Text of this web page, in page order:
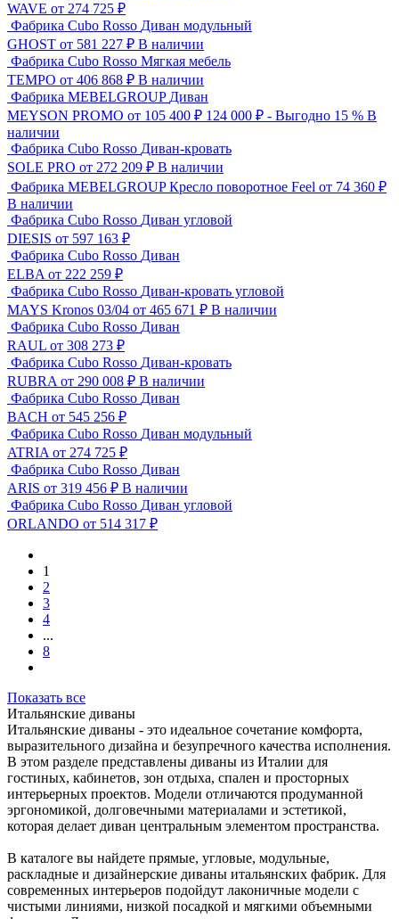
WAVE от 274 725 ₽
Фабрика Cubo Rosso Диван модульный
GHOST от 581 227 ₽ В наличии
Фабрика Cubo Rosso Мягкая мебель
TEMPO от 406 868 ₽ В наличии
Фабрика MEBELGROUP Диван
MEYSON PROMO от 105 400 ₽ 124 000 ₽ - Выгодно 15 % В
наличии
Фабрика Cubo Rosso Диван-кровать
SOLE PRO от 272 209 ₽ В наличии
Фабрика MEBELGROUPКресло поворотное Feel от 74 360 ₽
В наличии
Фабрика Cubo Rosso Диван угловой
DIESIS от 597 163 ₽
Фабрика Cubo Rosso Диван
ELBA от 222 259 ₽
Фабрика Cubo Rosso Диван-кровать угловой
MAYS Kronos 03/04 от 465 671 ₽ В наличии
Фабрика Cubo Rosso Диван
RAUL от 308 273 ₽
Фабрика Cubo Rosso Диван-кровать
RUBRA от 290 008 ₽ В наличии
Фабрика Cubo Rosso Диван
BACH от 545 256 ₽
Фабрика Cubo Rosso Диван модульный
ATRIA от 274 725 ₽
Фабрика Cubo Rosso Диван
ARIS от 319 456 ₽ В наличии
Фабрика Cubo Rosso Диван угловой
ORLANDO от 514 317 ₽
1
2
3
4
...
8
Показать все
Итальянские диваны
Итальянские диваны - это идеальное сочетание комфорта,
выразительного дизайна и безупречного качества исполнения.
В этом разделе представлены диваны из Италии для
гостиных, кабинетов, зон отдыха, спален и просторных
интерьерных проектов. Модели отличаются продуманной
эргономикой, долговечными материалами и эстетикой,
которая делает диван центральным элементом пространства.
В каталоге вы найдете прямые, угловые, модульные,
раскладные и дизайнерские диваны итальянских фабрик. Для
современных интерьеров подойдут лаконичные модели с
чистыми линиями, низкой посадкой и мягкими объемными